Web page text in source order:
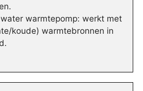
warmtepomp: werkt met
koude) warmtebronnen in